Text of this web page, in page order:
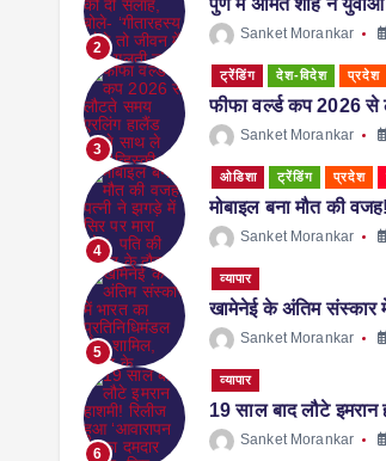
2
पुणे में अमित शाह ने युवाओं
Sanket Morankar
3
ट्रेंडिंग देश-विदेश प्रदेश
फीफा वर्ल्ड कप 2026 से
Sanket Morankar
4
ओडिशा ट्रेंडिंग प्रदेश
मोबाइल बना मौत की
Sanket Morankar
5
व्यापार
खामेनेई के अंतिम संस्कार में
Sanket Morankar
6
व्यापार
19 साल बाद लौटे इमरान
Sanket Morankar